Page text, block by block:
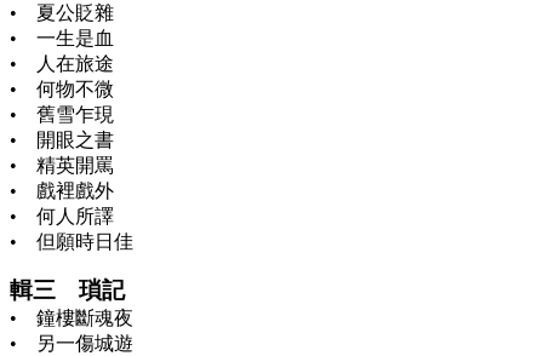
• 夏公貶雜
• 一生是血
• 人在旅途
• 何物不微
• 舊雪乍現
• 開眼之書
• 精英開罵
• 戲裡戲外
• 何人所譯
• 但願時日佳
輯三 瑣記
• 鐘樓斷魂夜
• 另一傷城遊